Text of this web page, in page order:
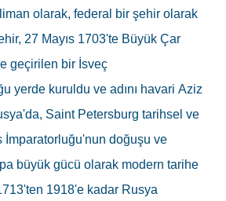
olarak, federal bir şehir olarak
27 Mayıs 1703'te Büyük Çar
geçirilen bir İsveç
yerde kuruldu ve adını havari Aziz
Saint Petersburg tarihsel ve
İmparatorluğu'nun doğuşu ve
büyük gücü olarak modern tarihe
1918'e kadar Rusya